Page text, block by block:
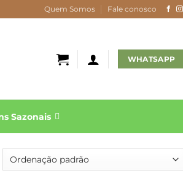
Quem Somos Fale conosco
WHATSAPP
Sazonais